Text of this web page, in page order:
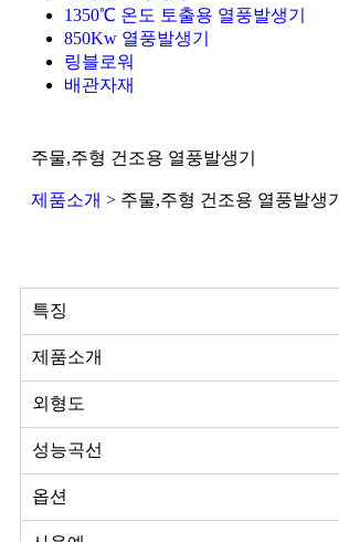
1350℃ 온도 토출용 열풍발생기
850Kw 열풍발생기
링블로워
배관자재
주물,주형 건조용 열풍발생기
제품소개 > 주물,주형 건조용 열풍발생기
특징
제품소개
외형도
성능곡선
옵션